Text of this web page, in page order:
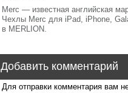
Merc — известная английская
Чехлы Merc для iPad, iPhone,
в MERLION.
Добавить комментарий
Для отправки комментария вам